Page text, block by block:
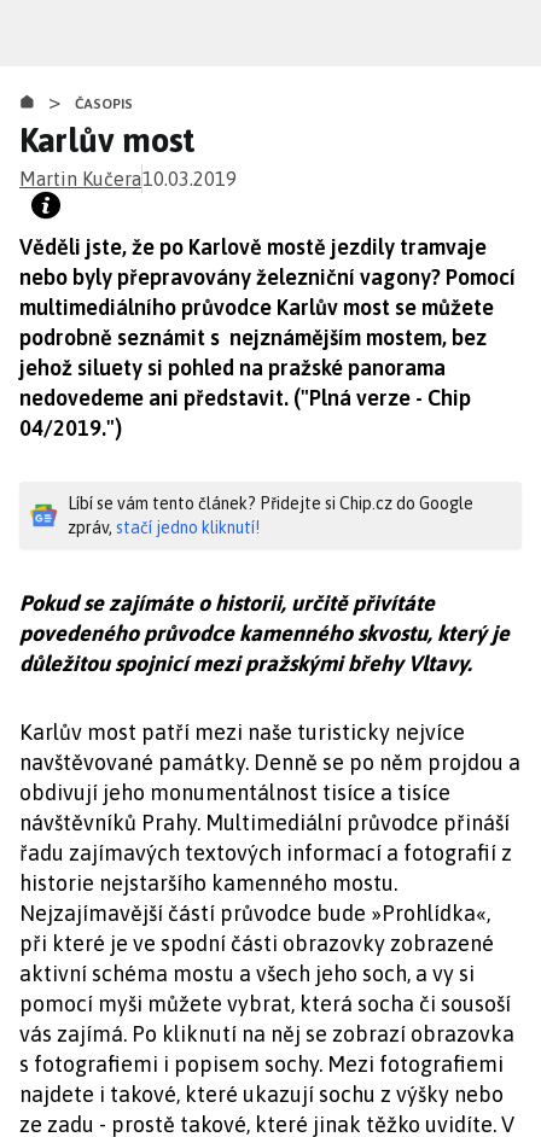
obsahu
> ČASOPIS
Karlův most
Martin Kučera10.03.2019
Věděli jste, že po Karlově mostě jezdily tramvaje
nebo byly přepravovány železniční vagony? Pomocí
multimediálního průvodce Karlův most se můžete
podrobně seznámit s nejznámějším mostem, bez
jehož siluety si pohled na pražské panorama
nedovedeme ani představit. ("Plná verze - Chip
04/2019.")
Líbí se vám tento článek? Přidejte si Chip.cz do Google
zpráv, stačí jedno kliknutí!
Pokud se zajímáte o historii, určitě přivítáte
povedeného průvodce kamenného skvostu, který je
důležitou spojnicí mezi pražskými břehy Vltavy.
Karlův most patří mezi naše turisticky nejvíce
navštěvované památky. Denně se po něm projdou a
obdivují jeho monumentálnost tisíce a tisíce
návštěvníků Prahy. Multimediální průvodce přináší
řadu zajímavých textových informací a fotografií z
historie nejstaršího kamenného mostu.
Nejzajímavější částí průvodce bude »Prohlídka«,
při které je ve spodní části obrazovky zobrazené
aktivní schéma mostu a všech jeho soch, a vy si
pomocí myši můžete vybrat, která socha či sousoší
vás zajímá. Po kliknutí na něj se zobrazí obrazovka
s fotografiemi i popisem sochy. Mezi fotografiemi
najdete i takové, které ukazují sochu z výšky nebo
ze zadu - prostě takové, které jinak těžko uvidíte. V